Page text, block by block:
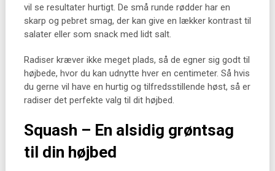
vil se resultater hurtigt. De små runde rødder har en
skarp og pebret smag, der kan give en lækker kontrast til
salater eller som snack med lidt salt.
Radiser kræver ikke meget plads, så de egner sig godt til
højbede, hvor du kan udnytte hver en centimeter. Så hvis
du gerne vil have en hurtig og tilfredsstillende høst, så er
radiser det perfekte valg til dit højbed.
Squash – En alsidig grøntsag
til din højbed